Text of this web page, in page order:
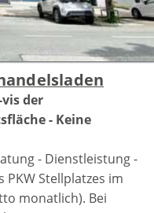
der
- Keine
- Dienstleistung -
PKW Stellplatzes im
monatlich). Bei